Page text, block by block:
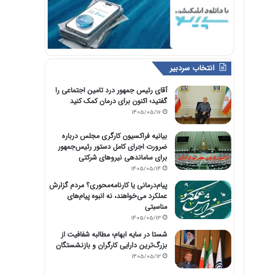
انتخاب سردبیر
آقای رئیس جمهور درد تامین اجتماعی را
گفتید؛ اکنون برای درمان کمک کنید
1405/05/16
بیانیه فراکسیون کارگری مجلس درباره
ضرورت اجرای کامل دستور رئیس‌جمهور
برای ساماندهی نیروهای شرکتی
1405/05/14
پیام‌درمانی یا کارنامه‌محوری؟ مردم گزارش
عملکرد می‌خواهند، نه انبوه پیام‌های
مناسبتی
1405/05/13
شستا در سایه ابهام؛ مطالبه شفافیت از
بزرگ‌ترین دارایی کارگران و بازنشستگان
1405/05/12